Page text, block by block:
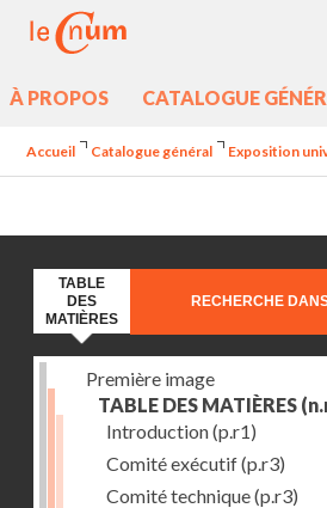
À PROPOS CATALOGUE
Accueil Catalogue général Exposition
TABLE
DES
MATIÈRES
RECHERCHE
Première image
TABLE DES MATIÈRES
Introduction(p.r1)
Comité exécutif(p.r3)
Comité technique(p.r3)